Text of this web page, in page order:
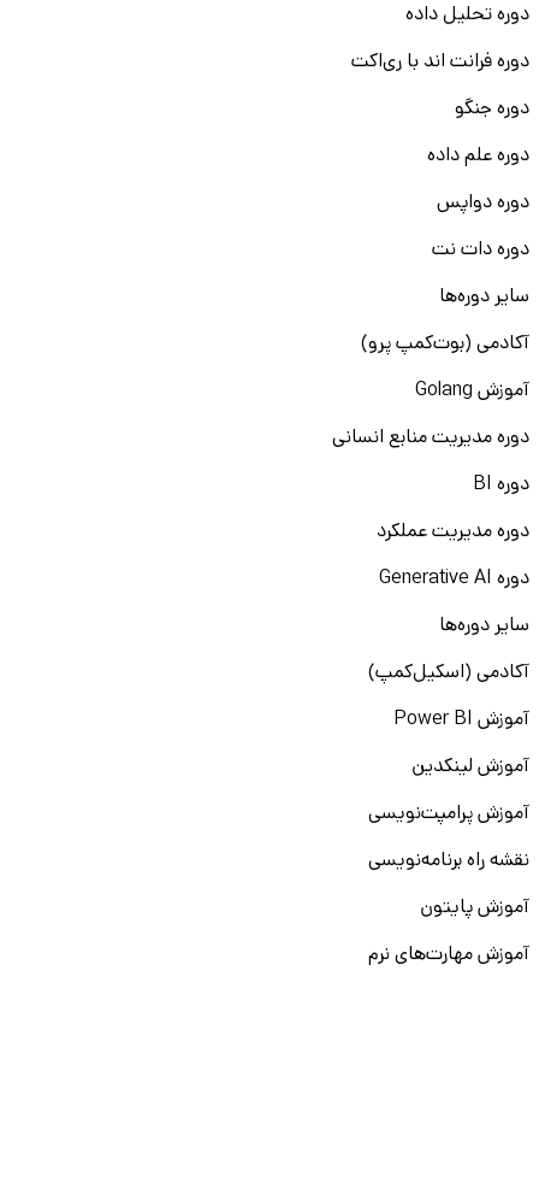
دوره تحلیل داده
دوره فرانت اند با ری‌اکت
دوره جنگو
دوره علم داده
دوره دواپس
دوره دات نت
سایر دوره‌ها
آکادمی (بوت‌کمپ پرو)
آموزش Golang
دوره مدیریت منابع انسانی
دوره BI
دوره مدیریت عملکرد
دوره Generative AI
سایر دوره‌ها
آکادمی (اسکیل‌کمپ)
آموزش Power BI
آموزش لینکدین
آموزش پرامپت‌نویسی
نقشه راه برنامه‌نویسی
آموزش پایتون
آموزش مهارت‌های نرم